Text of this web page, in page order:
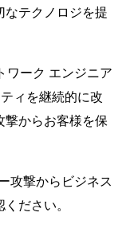
なテクノロジを提
ワーク エンジニア
ィを継続的に改
撃からお客様を保
攻撃からビジネス
ださい。